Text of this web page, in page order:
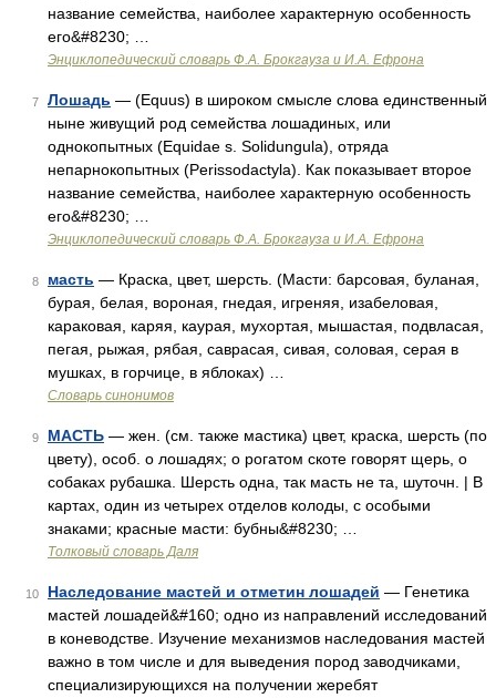
название семейства, наиболее характерную особенность
его&#8230; …
Энциклопедический словарь Ф.А. Брокгауза и И.А. Ефрона
7 Лошадь — (Equus) в широком смысле слова единственный
ныне живущий род семейства лошадиных, или
однокопытных (Equidae s. Solidungula), отряда
непарнокопытных (Perissodactyla). Как показывает второе
название семейства, наиболее характерную особенность
его&#8230; …
Энциклопедический словарь Ф.А. Брокгауза и И.А. Ефрона
8 масть — Краска, цвет, шерсть. (Масти: барсовая, буланая,
бурая, белая, вороная, гнедая, игреняя, изабеловая,
караковая, каряя, каурая, мухортая, мышастая, подвласая,
пегая, рыжая, рябая, саврасая, сивая, соловая, серая в
мушках, в горчице, в яблоках) …
Словарь синонимов
9 МАСТЬ — жен. (см. также мастика) цвет, краска, шерсть (по
цвету), особ. о лошадях; о рогатом скоте говорят щерь, о
собаках рубашка. Шерсть одна, так масть не та, шуточн. | В
картах, один из четырех отделов колоды, с особыми
знаками; красные масти: бубны&#8230; …
Толковый словарь Даля
10 Наследование мастей и отметин лошадей — Генетика
мастей лошадей&#160; одно из направлений исследований
в коневодстве. Изучение механизмов наследования мастей
важно в том числе и для выведения пород заводчиками,
специализирующихся на получении жеребят